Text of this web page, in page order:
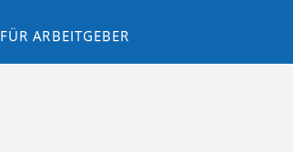
FÜR ARBEITGEBER